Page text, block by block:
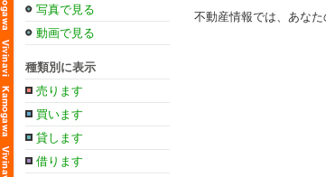
写真で見る
動画で見る
種類別に表示
売ります
買います
貸します
借ります
不動産情報では、あな